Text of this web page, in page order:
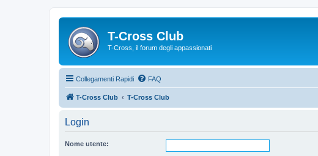
T-Cross Club
T-Cross, il forum degli appassionati
Collegamenti Rapidi FAQ
T-Cross Club T-Cross Club
Login
Nome utente: